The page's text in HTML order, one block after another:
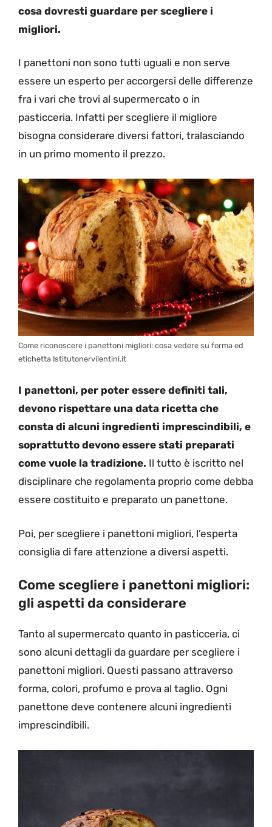
cosa dovresti guardare per scegliere i
migliori.
I panettoni non sono tutti uguali e non serve
essere un esperto per accorgersi delle differenze
fra i vari che trovi al supermercato o in
pasticceria. Infatti per scegliere il migliore
bisogna considerare diversi fattori, tralasciando
in un primo momento il prezzo.
Come riconoscere i panettoni migliori: cosa vedere su forma ed
etichetta Istitutonervilentini.it
I panettoni, per poter essere definiti tali,
devono rispettare una data ricetta che
consta di alcuni ingredienti imprescindibili, e
soprattutto devono essere stati preparati
come vuole la tradizione. Il tutto è iscritto nel
disciplinare che regolamenta proprio come debba
essere costituito e preparato un panettone.
Poi, per scegliere i panettoni migliori, l’esperta
consiglia di fare attenzione a diversi aspetti.
Come scegliere i panettoni migliori:
gli aspetti da considerare
Tanto al supermercato quanto in pasticceria, ci
sono alcuni dettagli da guardare per scegliere i
panettoni migliori. Questi passano attraverso
forma, colori, profumo e prova al taglio. Ogni
panettone deve contenere alcuni ingredienti
imprescindibili.